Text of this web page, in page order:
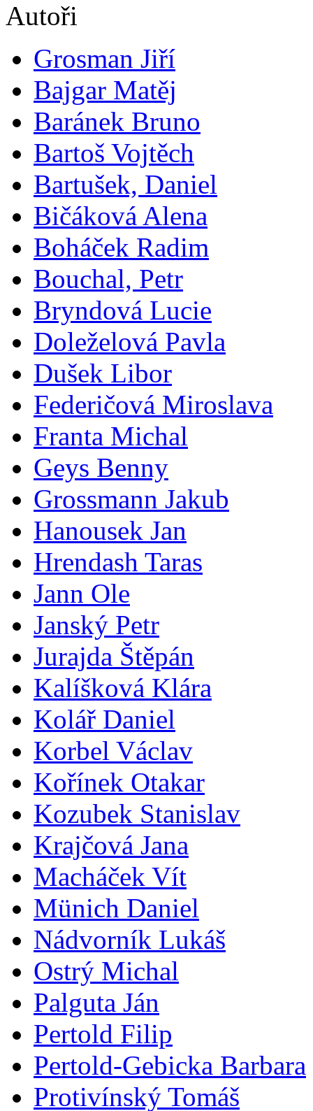
Autoři
Grosman Jiří
Bajgar Matěj
Baránek Bruno
Bartoš Vojtěch
Bartušek, Daniel
Bičáková Alena
Boháček Radim
Bouchal, Petr
Bryndová Lucie
Doleželová Pavla
Dušek Libor
Federičová Miroslava
Franta Michal
Geys Benny
Grossmann Jakub
Hanousek Jan
Hrendash Taras
Jann Ole
Janský Petr
Jurajda Štěpán
Kalíšková Klára
Kolář Daniel
Korbel Václav
Kořínek Otakar
Kozubek Stanislav
Krajčová Jana
Macháček Vít
Münich Daniel
Nádvorník Lukáš
Ostrý Michal
Palguta Ján
Pertold Filip
Pertold-Gebicka Barbara
Protivínský Tomáš